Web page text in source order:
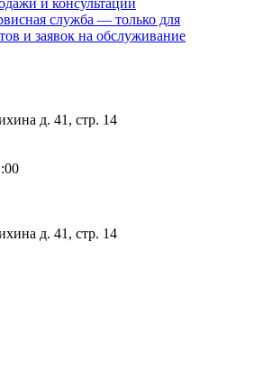
служба — только для
и заявок на обслуживание
д. 41, стр. 14
д. 41, стр. 14